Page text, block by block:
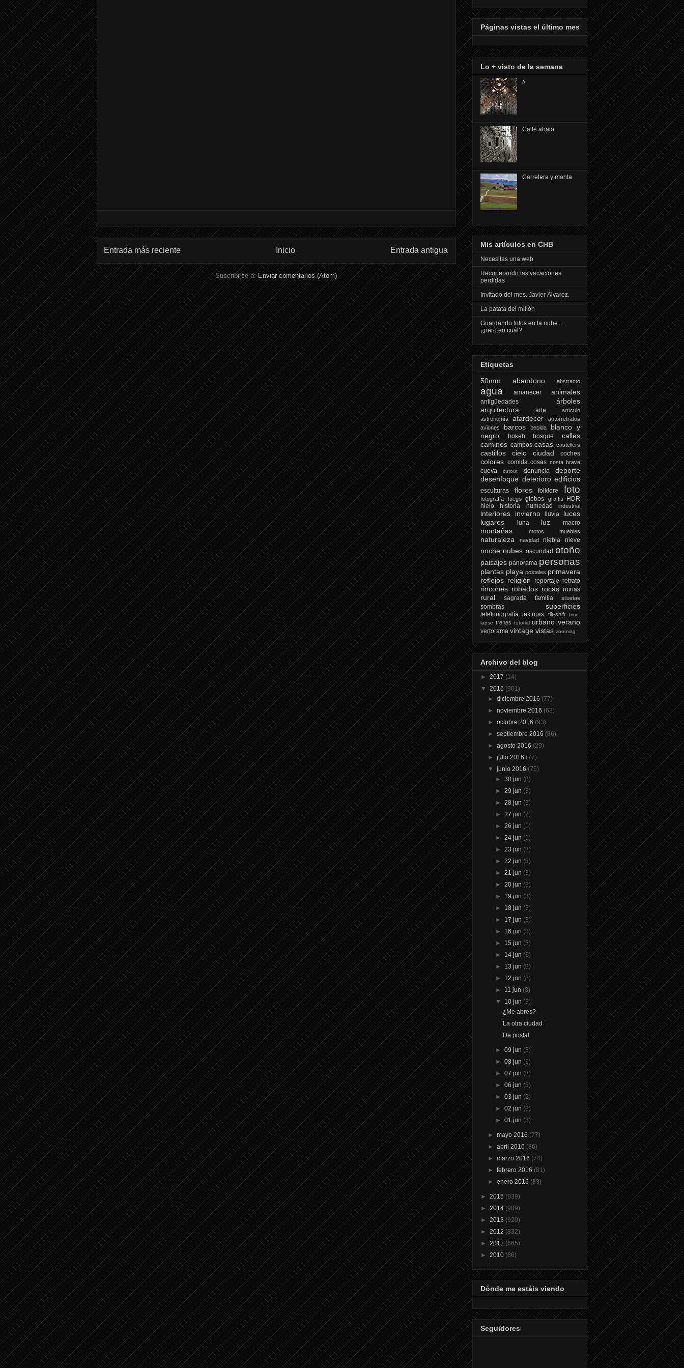
Entrada más reciente Entrada antigua
Inicio
Suscribirse a:Enviar comentarios (Atom)
Páginas vistas el último mes
Lo + visto de la semana
ᴧ
Calle abajo
Carretera y manta
Mis artículos en CHB
Necesitas una web
Recuperando las vacaciones
perdidas
Invitado del mes. Javier Álvarez.
La patata del millón
Guardando fotos en la nube…
¿pero en cuál?
Etiquetas
50mm
abandono abstracto
agua amanecer animales
antigüedades
árboles
arquitectura
arte
artículo
astronomía
atardecer
autorretratos
aviones
barcos bebida
blanco y
negro
bokeh bosque
calles
caminos campos casas castellers
castillos cielo ciudad coches
colores comida cosas costa brava
cueva cutout denuncia
deporte
desenfoque deterioro edificios
esculturas flores folklore foto
fotografía fuego globos graffiti
HDR
hielo
historia humedad industrial
interiores invierno lluvia
luces
lugares
luna luz macro
montañas motos muebles
naturaleza navidad niebla nieve
noche nubes oscuridad otoño
paisajes panorama personas
plantas playa postales primavera
reflejos religión reportaje retrato
rincones robados rocas ruinas
rural sagrada familia siluetas
sombras superficies
telefonografía texturas tilt-shift
time-
lapse trenes tutorial urbano verano
vertorama vintage vistas zooming
Archivo del blog
► 2017 (14)
▼ 2016 (901)
►diciembre 2016 (77)
►noviembre 2016 (63)
►octubre 2016 (93)
►septiembre 2016 (86)
►agosto 2016 (29)
►julio 2016 (77)
▼junio 2016 (75)
► 30 jun (3)
► 29 jun (3)
► 28 jun (3)
► 27 jun (2)
► 26 jun (1)
► 24 jun (1)
► 23 jun (3)
► 22 jun (3)
► 21 jun (3)
► 20 jun (3)
► 19 jun (3)
► 18 jun (3)
► 17 jun (3)
► 16 jun (3)
► 15 jun (3)
► 14 jun (3)
► 13 jun (3)
► 12 jun (3)
► 11 jun (3)
▼ 10 jun (3)
¿Me abres?
La otra ciudad
De postal
► 09 jun (3)
► 08 jun (3)
► 07 jun (3)
► 06 jun (3)
► 03 jun (2)
► 02 jun (3)
► 01 jun (3)
►mayo 2016 (77)
►abril 2016 (86)
►marzo 2016 (74)
►febrero 2016 (81)
►enero 2016 (83)
► 2015 (939)
► 2014 (909)
► 2013 (920)
► 2012 (832)
► 2011 (665)
► 2010 (86)
Dónde me estáis viendo
Seguidores